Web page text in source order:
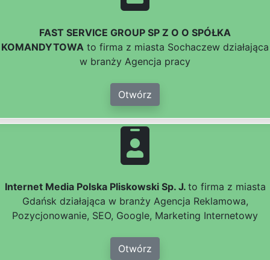
FAST SERVICE GROUP SP Z O O SPÓŁKA
KOMANDYTOWA to firma z miasta Sochaczew działająca
w branży Agencja pracy
Otwórz
Internet Media Polska Pliskowski Sp. J. to firma z miasta
Gdańsk działająca w branży Agencja Reklamowa,
Pozycjonowanie, SEO, Google, Marketing Internetowy
Otwórz